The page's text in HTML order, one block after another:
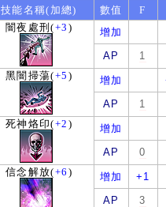
技能名稱(加總)
數值
F
闇夜處刑(+3 )
增加
AP
1
黑闇掃蕩(+5 ) 增加
AP
1
死神烙印(+2 )
增加
AP
0
信念解放(+6 ) 增加
+1
AP
3